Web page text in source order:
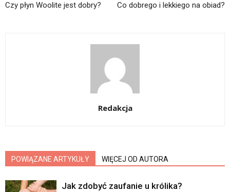
Czy płyn Woolite jest dobry? Co dobrego i lekkiego na obiad?
Redakcja
POWIĄZANE ARTYKUŁY WIĘCEJ OD AUTORA
Jak zdobyć zaufanie u królika?